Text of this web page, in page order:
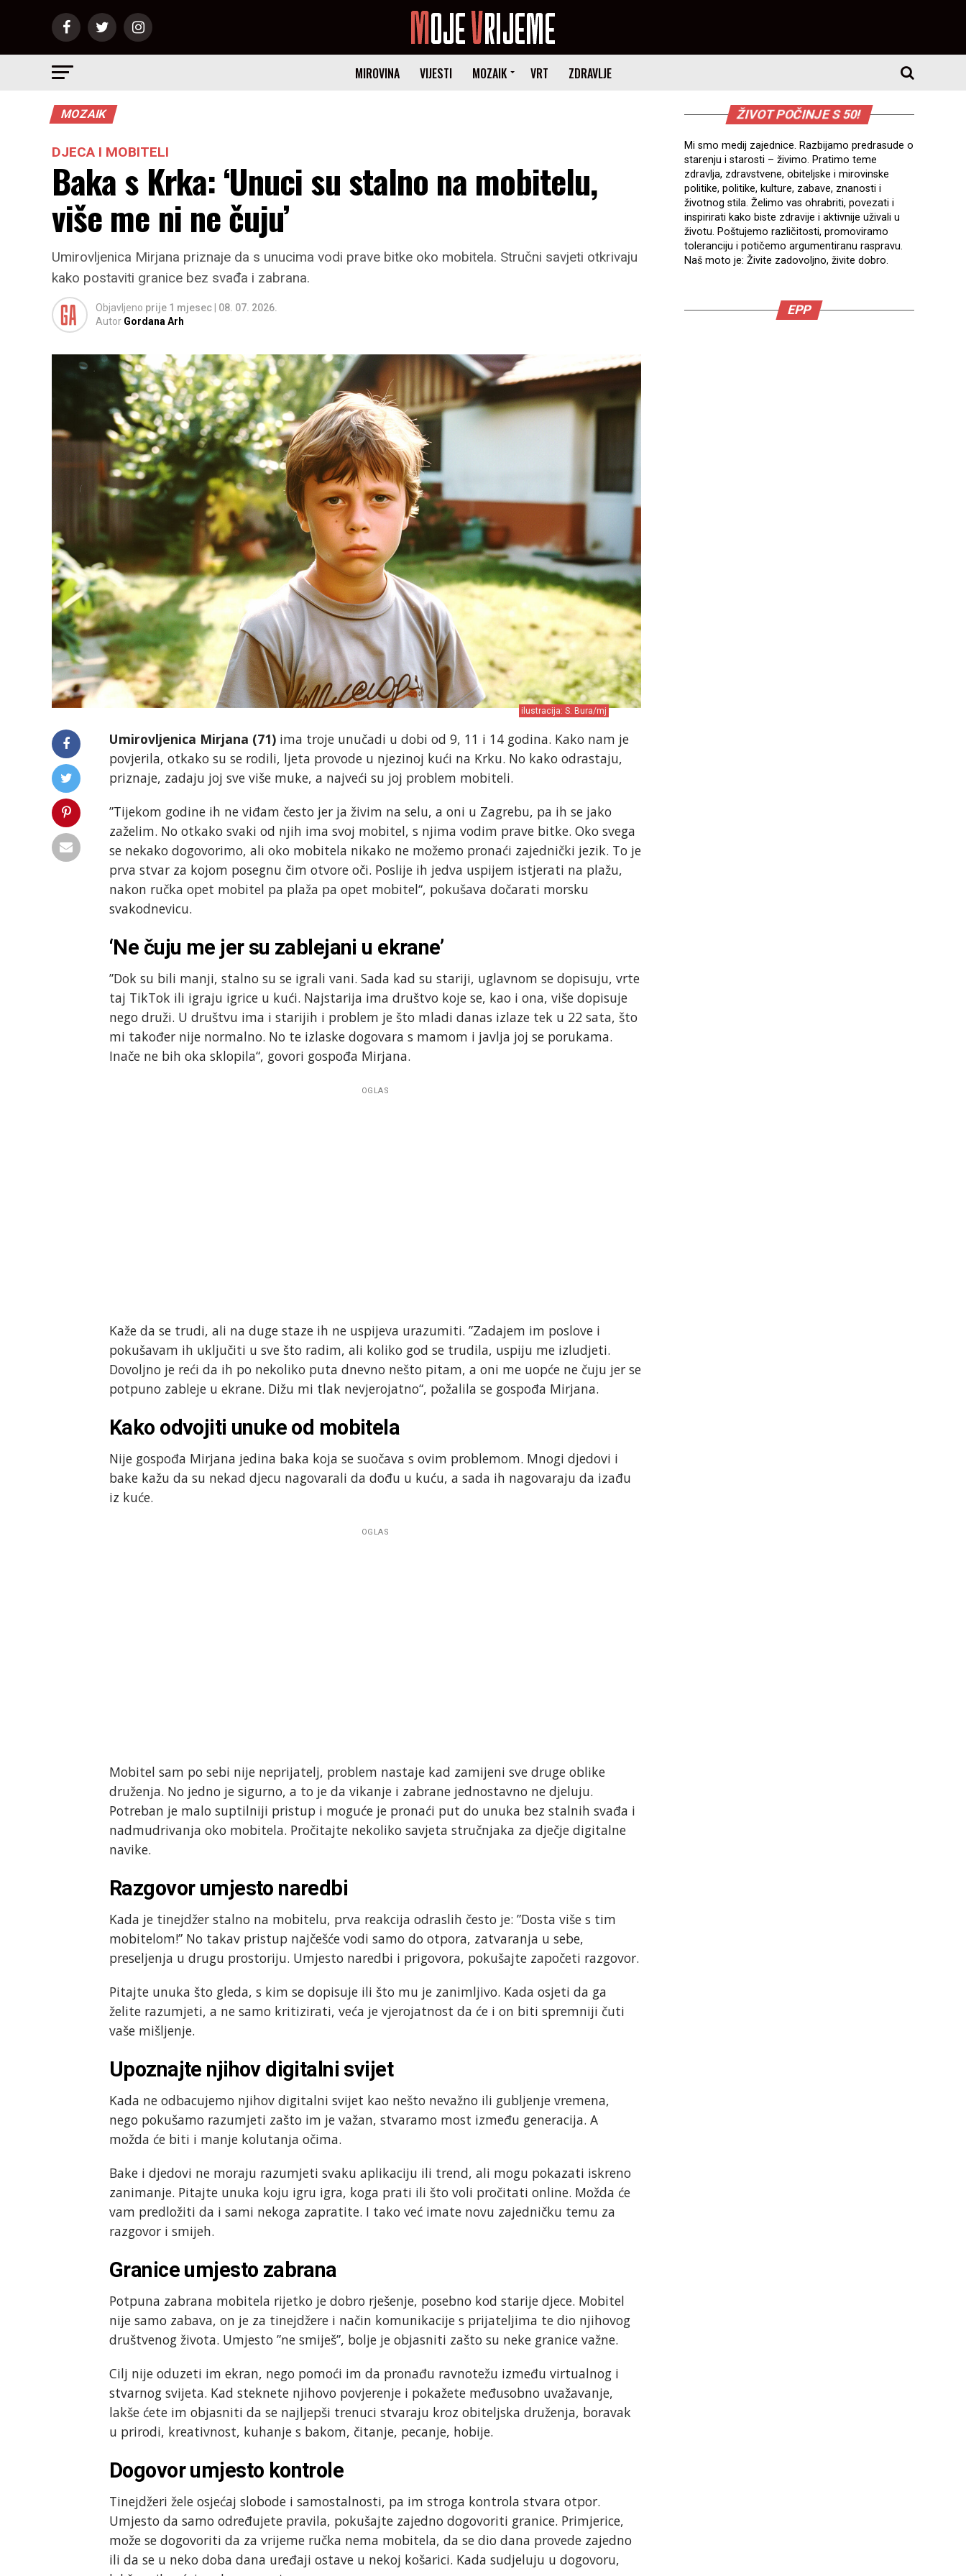
MIROVINA VIJESTI MOZAIK VRT ZDRAVLJE
MOZAIK
DJECA I MOBITELI
Baka s Krka: ‘Unuci su stalno na mobitelu,
više me ni ne čuju’
Umirovljenica Mirjana priznaje da s unucima vodi prave bitke oko mobitela. Stručni savjeti otkrivaju
kako postaviti granice bez svađa i zabrana.
Objavljeno prije 1 mjesec
08. 07. 2026.
Autor Gordana Arh
ilustracija: S. Bura/mj
Umirovljenica Mirjana (71) ima troje unučadi u dobi od 9, 11 i 14 godina. Kako nam je
povjerila, otkako su se rodili, ljeta provode u njezinoj kući na Krku. No kako odrastaju,
priznaje, zadaju joj sve više muke, a najveći su joj problem mobiteli.
”Tijekom godine ih ne viđam često jer ja živim na selu, a oni u Zagrebu, pa ih se jako
zaželim. No otkako svaki od njih ima svoj mobitel, s njima vodim prave bitke. Oko svega
se nekako dogovorimo, ali oko mobitela nikako ne možemo pronaći zajednički jezik. To je
prva stvar za kojom posegnu čim otvore oči. Poslije ih jedva uspijem istjerati na plažu,
nakon ručka opet mobitel pa plaža pa opet mobitel“, pokušava dočarati morsku
svakodnevicu.
‘Ne čuju me jer su zablejani u ekrane’
”Dok su bili manji, stalno su se igrali vani. Sada kad su stariji, uglavnom se dopisuju, vrte
taj TikTok ili igraju igrice u kući. Najstarija ima društvo koje se, kao i ona, više dopisuje
nego druži. U društvu ima i starijih i problem je što mladi danas izlaze tek u 22 sata, što
mi također nije normalno. No te izlaske dogovara s mamom i javlja joj se porukama.
Inače ne bih oka sklopila“, govori gospođa Mirjana.
OGLAS
Kaže da se trudi, ali na duge staze ih ne uspijeva urazumiti. ”Zadajem im poslove i
pokušavam ih uključiti u sve što radim, ali koliko god se trudila, uspiju me izludjeti.
Dovoljno je reći da ih po nekoliko puta dnevno nešto pitam, a oni me uopće ne čuju jer se
potpuno zableje u ekrane. Dižu mi tlak nevjerojatno“, požalila se gospođa Mirjana.
Kako odvojiti unuke od mobitela
Nije gospođa Mirjana jedina baka koja se suočava s ovim problemom. Mnogi djedovi i
bake kažu da su nekad djecu nagovarali da dođu u kuću, a sada ih nagovaraju da izađu
iz kuće.
OGLAS
Mobitel sam po sebi nije neprijatelj, problem nastaje kad zamijeni sve druge oblike
druženja. No jedno je sigurno, a to je da vikanje i zabrane jednostavno ne djeluju.
Potreban je malo suptilniji pristup i moguće je pronaći put do unuka bez stalnih svađa i
nadmudrivanja oko mobitela. Pročitajte nekoliko savjeta stručnjaka za dječje digitalne
navike.
Razgovor umjesto naredbi
Kada je tinejdžer stalno na mobitelu, prva reakcija odraslih često je: ”Dosta više s tim
mobitelom!” No takav pristup najčešće vodi samo do otpora, zatvaranja u sebe,
preseljenja u drugu prostoriju. Umjesto naredbi i prigovora, pokušajte započeti razgovor.
Pitajte unuka što gleda, s kim se dopisuje ili što mu je zanimljivo. Kada osjeti da ga
želite razumjeti, a ne samo kritizirati, veća je vjerojatnost da će i on biti spremniji čuti
vaše mišljenje.
Upoznajte njihov digitalni svijet
Kada ne odbacujemo njihov digitalni svijet kao nešto nevažno ili gubljenje vremena,
nego pokušamo razumjeti zašto im je važan, stvaramo most između generacija. A
možda će biti i manje kolutanja očima.
Bake i djedovi ne moraju razumjeti svaku aplikaciju ili trend, ali mogu pokazati iskreno
zanimanje. Pitajte unuka koju igru igra, koga prati ili što voli pročitati online. Možda će
vam predložiti da i sami nekoga zapratite. I tako već imate novu zajedničku temu za
razgovor i smijeh.
Granice umjesto zabrana
Potpuna zabrana mobitela rijetko je dobro rješenje, posebno kod starije djece. Mobitel
nije samo zabava, on je za tinejdžere i način komunikacije s prijateljima te dio njihovog
društvenog života. Umjesto ”ne smiješ”, bolje je objasniti zašto su neke granice važne.
Cilj nije oduzeti im ekran, nego pomoći im da pronađu ravnotežu između virtualnog i
stvarnog svijeta. Kad steknete njihovo povjerenje i pokažete međusobno uvažavanje,
lakše ćete im objasniti da se najljepši trenuci stvaraju kroz obiteljska druženja, boravak
u prirodi, kreativnost, kuhanje s bakom, čitanje, pecanje, hobije.
Dogovor umjesto kontrole
Tinejdžeri žele osjećaj slobode i samostalnosti, pa im stroga kontrola stvara otpor.
Umjesto da samo određujete pravila, pokušajte zajedno dogovoriti granice. Primjerice,
može se dogovoriti da za vrijeme ručka nema mobitela, da se dio dana provede zajedno
ili da se u neko doba dana uređaji ostave u nekoj košarici. Kada sudjeluju u dogovoru,
ŽIVOT POČINJE S 50!
Mi smo medij zajednice. Razbijamo predrasude o
starenju i starosti – živimo. Pratimo teme
zdravlja, zdravstvene, obiteljske i mirovinske
politike, politike, kulture, zabave, znanosti i
životnog stila. Želimo vas ohrabriti, povezati i
inspirirati kako biste zdravije i aktivnije uživali u
životu. Poštujemo različitosti, promoviramo
toleranciju i potičemo argumentiranu raspravu.
Naš moto je: Živite zadovoljno, živite dobro.
EPP